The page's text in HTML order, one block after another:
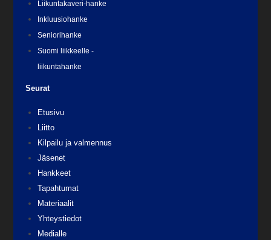
Liikuntakaveri-hanke
Inkluusiohanke
Seniorihanke
Suomi liikkeelle -
liikuntahanke
Seurat
Etusivu
Liitto
Kilpailu ja valmennus
Jäsenet
Hankkeet
Tapahtumat
Materiaalit
Yhteystiedot
Medialle